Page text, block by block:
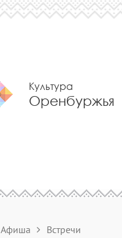
Культура
Оренбуржья
Афиша Встречи